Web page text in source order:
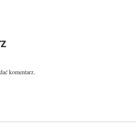
komentarz.